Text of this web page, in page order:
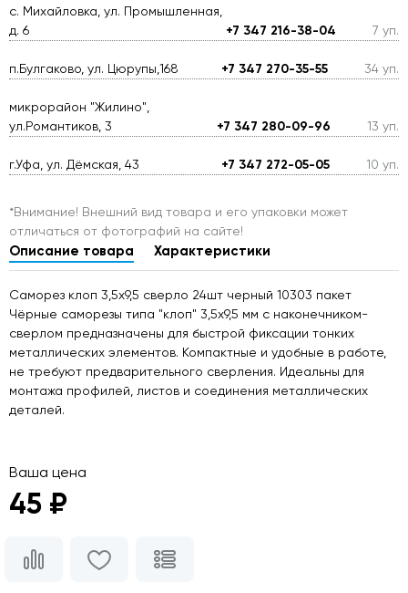
с. Михайловка, ул. Промышленная,
д. 6
+7 347 216-38-04 7 уп.
п.Булгаково, ул. Цюрупы,168 +7 347 270-35-55 34 уп.
микрорайон "Жилино",
ул.Романтиков, 3
+7 347 280-09-96 13 уп.
г.Уфа, ул. Дёмская, 43 +7 347 272-05-05 10 уп.
*Внимание! Внешний вид товара и его упаковки может
отличаться от фотографий на сайте!
Описание товара Характеристики
Саморез клоп 3,5х9,5 сверло 24шт черный 10303 пакет
Чёрные саморезы типа "клоп" 3,5х9,5 мм с наконечником-
сверлом предназначены для быстрой фиксации тонких
металлических элементов. Компактные и удобные в работе,
не требуют предварительного сверления. Идеальны для
монтажа профилей, листов и соединения металлических
деталей.
Ваша цена
45 ₽